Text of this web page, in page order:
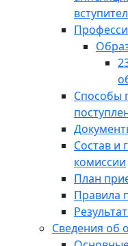
Способы
Состав и
комиссии
План
Правила
Сведения об